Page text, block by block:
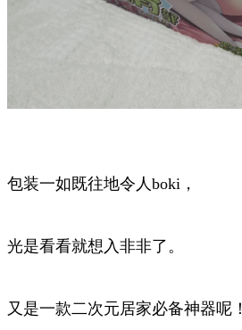
包装一如既往地令人boki，
光是看看就想入非非了。
又是一款二次元居家必备神器呢！